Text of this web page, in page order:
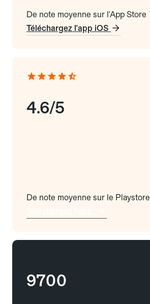
De note moyenne sur l'App Store
Téléchargez l'app iOS
4.6/5
De note moyenne sur le Playstore
9700